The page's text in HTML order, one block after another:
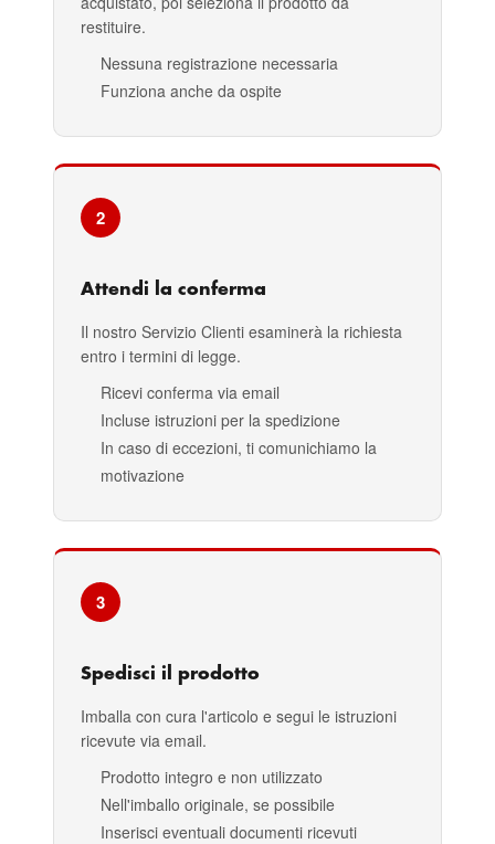
restituire.
Nessuna registrazione necessaria
Funziona anche da ospite
2
Attendi la conferma
Il nostro Servizio Clienti esaminerà la richiesta
entro i termini di legge.
Ricevi conferma via email
Incluse istruzioni per la spedizione
In caso di eccezioni, ti comunichiamo la
motivazione
3
Spedisci il prodotto
Imballa con cura l'articolo e segui le istruzioni
ricevute via email.
Prodotto integro e non utilizzato
Nell'imballo originale, se possibile
Inserisci eventuali documenti ricevuti